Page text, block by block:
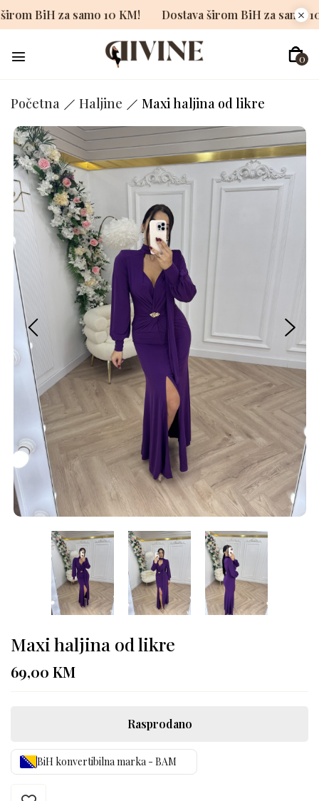
širom BiH za samo 10 KM! Dostava širom BiH za
0
Početna Haljine Maxi haljina od likre
Maxi haljina od likre
69,00 KM
Rasprodano
BiH konvertibilna marka - BAM